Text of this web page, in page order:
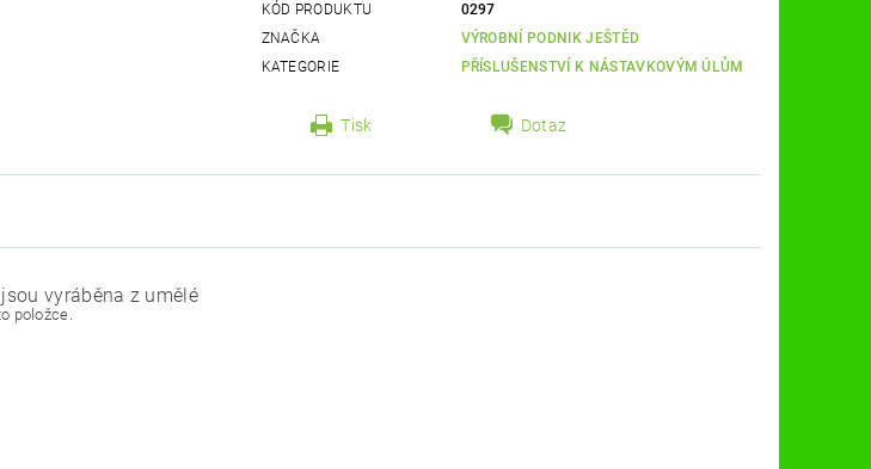
KÓD PRODUKTU
0297
ZNAČKA
VÝROBNÍ PODNIK JEŠTĚD
KATEGORIE
PŘÍSLUŠENSTVÍ K NÁSTAVKOVÝM ÚLŮM
Tisk Dotaz
vyráběna z umělé
položce.